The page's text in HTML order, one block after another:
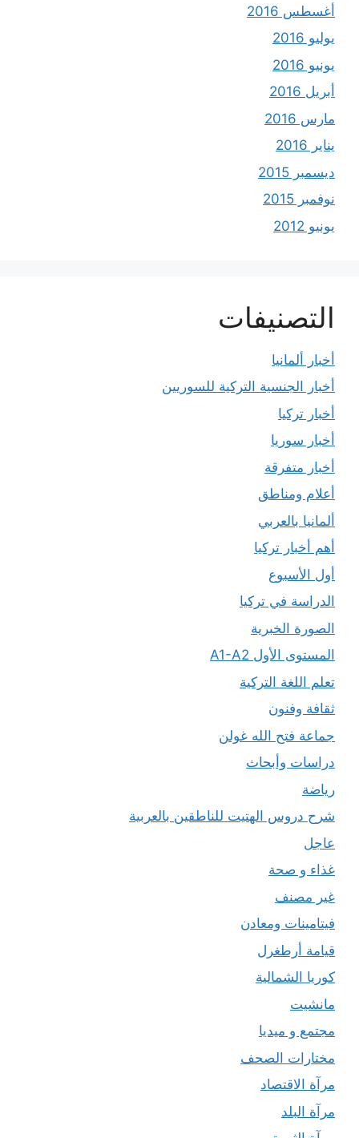
أغسطس 2016
يوليو 2016
يونيو 2016
أبريل 2016
مارس 2016
يناير 2016
ديسمبر 2015
نوفمبر 2015
يونيو 2012
التصنيفات
أخبار ألمانيا
أخبار الجنسية التركية للسوريين
أخبار تركيا
أخبار سوريا
أخبار متفرقة
أعلام ومناطق
ألمانيا بالعربي
أهم أخبار تركيا
أول الأسبوع
الدراسة في تركيا
الصورة الخبرية
المستوى الأول A1-A2
تعلم اللغة التركية
ثقافة وفنون
جماعة فتح الله غولن
دراسات وأبحاث
رياضة
شرح دروس الهتيت للناطقين بالعربية
عاجل
غذاء و صحة
غير مصنف
فيتامينات ومعادن
قيامة أرطغرل
كوريا الشمالية
مانشيت
مجتمع و ميديا
مختارات الصحف
مرآة الاقتصاد
مرآة البلد